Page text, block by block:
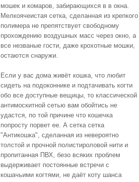
мошек и комаров, забирающихся в в окна.
Мелкоячеистая сетка, сделанная из крепкого
полимера не препятствует свободному
прохождению воздушных масс через окно, а
все незваные гости, даже крохотные мошки,
остаются снаружи.
Если у вас дома живёт кошка, что любит
сидеть на подоконнике и подтачивать когти
обо все доступные вещицы, то классической
антимоскитной сетью вам обойтись не
удастся, по той причине что кошечка
попросту порвет ее. А сетка сетка
"Антикошка", сделанная из невероятно
толстой и прочной полистироловой нити и
пропитанная ПВХ, безо всяких проблем
выдерживает постоянные встречи с
кошачьими когтями, не даёт коту шанса